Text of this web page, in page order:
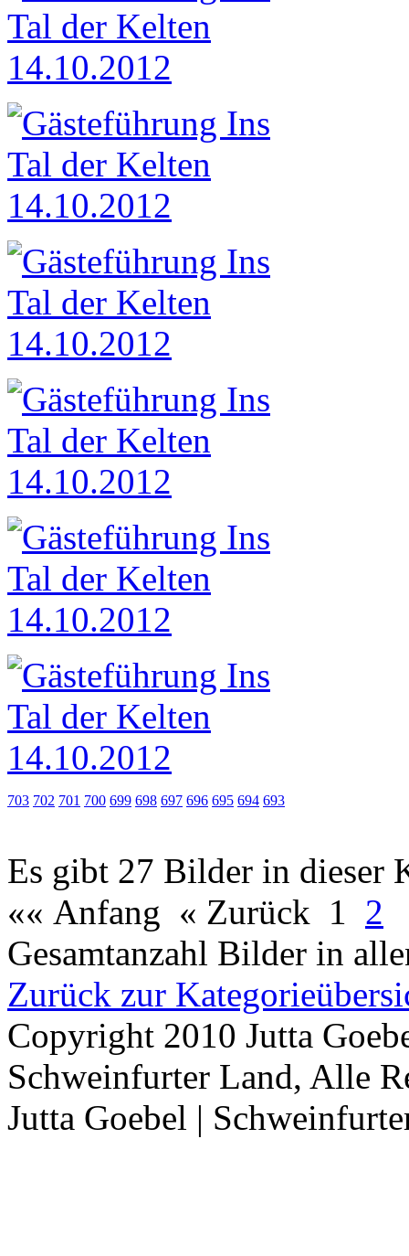
703 702 701 700 699 698 697 696 695 694 693
Es gibt 27 Bilder in dieser
«« Anfang « Zurück 1 2
Gesamtanzahl Bilder in
Zurück zur
Copyright 2010 Jutta
Schweinfurter Land, Alle
Jutta Goebel |